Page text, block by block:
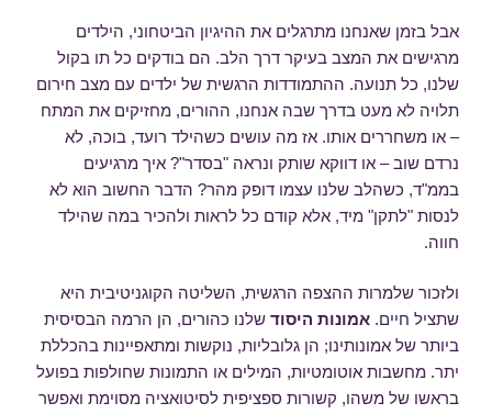
אבל בזמן שאנחנו מתרגלים את ההיגיון הביטחוני, הילדים
מרגישים את המצב בעיקר דרך הלב. הם בודקים כל תו בקול
שלנו, כל תנועה. ההתמודדות הרגשית של ילדים עם מצב חירום
תלויה לא מעט בדרך שבה אנחנו, ההורים, מחזיקים את המתח
– או משחררים אותו. אז מה עושים כשהילד רועד, בוכה, לא
נרדם שוב – או דווקא שותק ונראה "בסדר"? איך מרגיעים
בממ"ד, כשהלב שלנו עצמו דופק מהר? הדבר החשוב הוא לא
לנסות "לתקן" מיד, אלא קודם כל לראות ולהכיר במה שהילד
חווה.
ולזכור שלמרות ההצפה הרגשית, השליטה הקוגניטיבית היא
שתציל חיים. אמונות היסוד שלנו כהורים, הן הרמה הבסיסית
ביותר של אמונותינו; הן גלובליות, נוקשות ומתאפיינות בהכללת
יתר. מחשבות אוטומטיות, המילים או התמונות שחולפות בפועל
בראשו של משהו, קשורות ספציפית לסיטואציה מסוימת ואפשר